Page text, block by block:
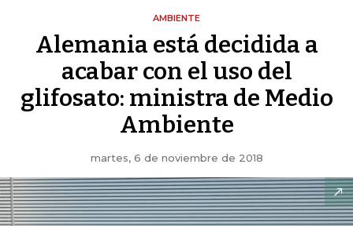
AMBIENTE
Alemania está decidida a
acabar con el uso del
glifosato: ministra de Medio
Ambiente
martes, 6 de noviembre de 2018